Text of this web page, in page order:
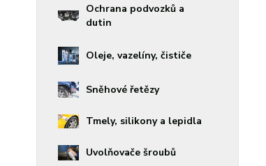
Ochrana podvozků a
dutin
Oleje, vazelíny, čističe
Sněhové řetězy
Tmely, silikony a lepidla
Uvolňovače šroubů